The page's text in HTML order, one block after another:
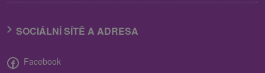
SOCIÁLNÍ SÍTĚ A ADRESA
Facebook